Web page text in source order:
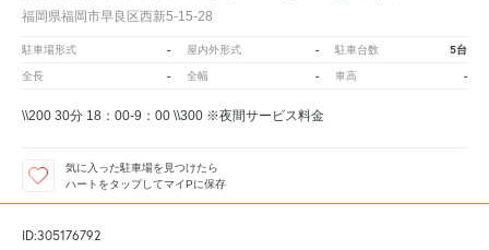
福岡県福岡市早良区西新5-15-28
駐車場形式 - 屋内外形式 - 駐車台数 5台
全長 - 全幅 - 車高 -
\\200 30分 18：00-9：00 \\300 ※夜間サービス料金
気に入った駐車場を見つけたら
ハートをタップしてマイPに保存
ID:305176792